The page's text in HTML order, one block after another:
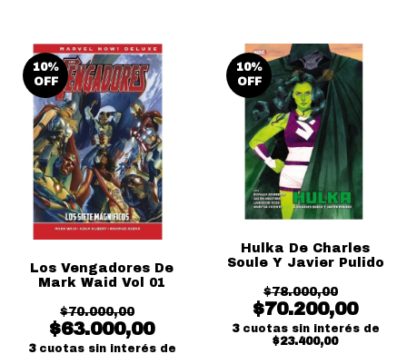
10%
OFF
Los Vengadores De
Mark Waid Vol 01
$70.000,00
$63.000,00
3 cuotas sin interés de
10%
OFF
Hulka De Charles
Soule Y Javier Pulido
$78.000,00
$70.200,00
3 cuotas sin interés de
$23.400,00